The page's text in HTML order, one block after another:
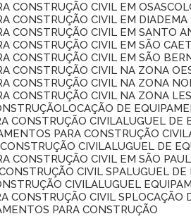
CONSTRUÇÃO CIVIL EM OSASCO
CONSTRUÇÃO CIVIL EM DIADEMA
CONSTRUÇÃO CIVIL EM SANTO
CONSTRUÇÃO CIVIL EM SÃO
CONSTRUÇÃO CIVIL EM SÃO
CONSTRUÇÃO CIVIL NA ZONA
CONSTRUÇÃO CIVIL NA ZONA
CONSTRUÇÃO CIVIL NA ZONA
LOCAÇÃO DE
CONSTRUÇÃO CIVIL ALUGUEL
PARA CONSTRUÇÃO CIVIL
CIVIL ALUGUEL DE
CONSTRUÇÃO CIVIL EM SÃO
CIVIL SP ALUGUEL
CIVIL ALUGUEL
CONSTRUÇÃO CIVIL SP
PARA CONSTRUÇÃO